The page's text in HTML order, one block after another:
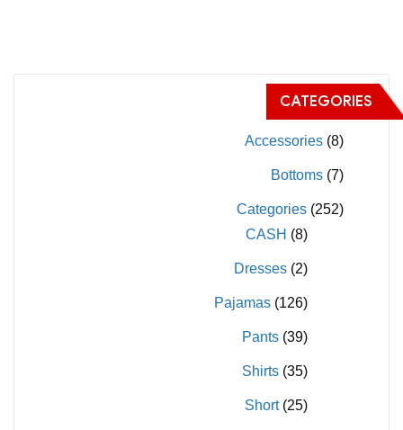
على
صفحة
المنتج
CATEGORIES
Accessories (8)
Bottoms (7)
Categories (252)
CASH (8)
Dresses (2)
Pajamas (126)
Pants (39)
Shirts (35)
Short (25)